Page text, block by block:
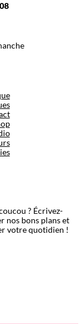
? Écrivez-
nos bons plans et
votre quotidien !